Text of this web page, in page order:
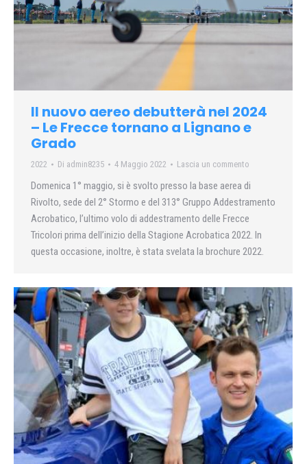
Il nuovo aereo debutterà nel 2024
– Le Frecce tornano a Lignano e
Grado
2022 Di admin8235 4 Maggio 2022 Lascia un commento
Domenica 1° maggio, si è svolto presso la base aerea di
Rivolto, sede del 2° Stormo e del 313° Gruppo Addestramento
Acrobatico, l’ultimo volo di addestramento delle Frecce
Tricolori prima dell’inizio della Stagione Acrobatica 2022. In
questa occasione, inoltre, è stata svelata la brochure 2022.